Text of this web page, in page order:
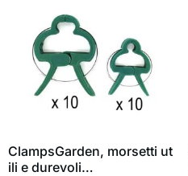
ClampsGarden, morsetti ut
ili e durevoli…